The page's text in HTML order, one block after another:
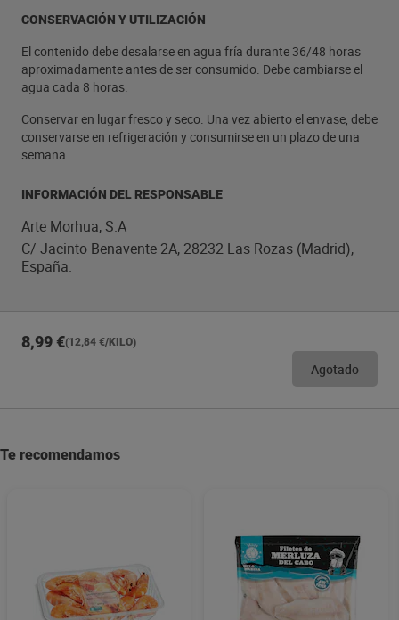
CONSERVACIÓN Y UTILIZACIÓN
El contenido debe desalarse en agua fría durante 36/48 horas
aproximadamente antes de ser consumido. Debe cambiarse el
agua cada 8 horas.
Conservar en lugar fresco y seco. Una vez abierto el envase, debe
conservarse en refrigeración y consumirse en un plazo de una
semana
INFORMACIÓN DEL RESPONSABLE
Arte Morhua, S.A
C/ Jacinto Benavente 2A, 28232 Las Rozas (Madrid),
España.
8,99 €(12,84 €/KILO)
Agotado
Te recomendamos